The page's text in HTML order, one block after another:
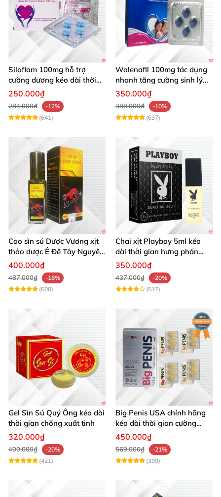
Siloflam 100mg hỗ trợ
cường dương kéo dài thời
gian xuất tinh sớm Nam giới
250.000₫
284.000₫
-12%
(641)
Walenafil 100mg tác dụng
nhanh tăng cường sinh lý
chống xuất tinh sớm
350.000₫
388.000₫
-10%
(637)
Cao sìn sú Dược Vương xịt
thảo dược Ê Đê Tây Nguyên
chuẩn chính hãng kích thích
400.000₫
487.000₫
-18%
(600)
Chai xịt Playboy 5ml kéo
dài thời gian hưng phấn
mạnh mẽ
350.000₫
437.000₫
-20%
(517)
Gel Sìn Sú Quý Ông kéo dài
thời gian chống xuất tinh
320.000₫
400.000₫
-20%
(421)
Big Penis USA chính hãng
kéo dài thời gian cường
dương chống xuất tinh sớm
hộp 12 viên
450.000₫
569.000₫
-21%
(399)